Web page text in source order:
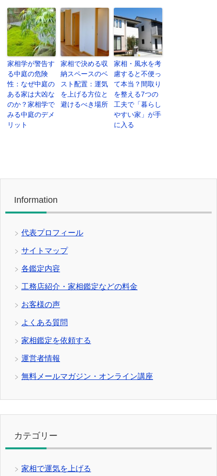
家相学が警告す
る中庭の危険
性：なぜ中庭の
ある家は大凶な
のか？家相学で
みる中庭のデメ
リット
家相で決める収
納スペースのベ
スト配置：運気
を上げる方位と
避けるべき場所
家相・風水を考
慮すると不便っ
て本当？間取り
を整える7つの
工夫で「暮らし
やすい家」が手
に入る
Information
代表プロフィール
サイトマップ
各鑑定内容
工務店紹介・家相鑑定などの料金
お客様の声
よくある質問
家相鑑定を依頼する
運営者情報
無料メールマガジン・オンライン講座
カテゴリー
家相で運気を上げる